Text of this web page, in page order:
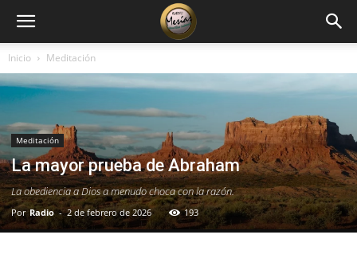
Inicio Meditación
Meditación
La mayor prueba de Abraham
La obediencia a Dios a menudo choca con la razón.
Por Radio - 2 de febrero de 2026 193